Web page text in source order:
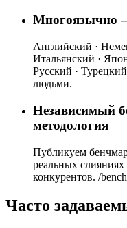
Многоязычно
Английский ·
Итальянский ·
Русский ·
людьми.
Независимый
методология
Публикуем
реальных
конкурентов. /
Часто